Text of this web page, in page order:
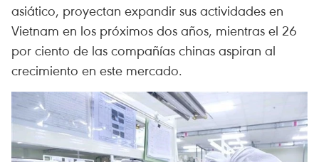
asiático, proyectan expandir sus actividades en
Vietnam en los próximos dos años, mientras el 26
por ciento de las compañías chinas aspiran al
crecimiento en este mercado.